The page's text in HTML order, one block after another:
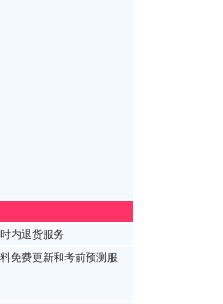
内退货服务
免费更新和考前预测服